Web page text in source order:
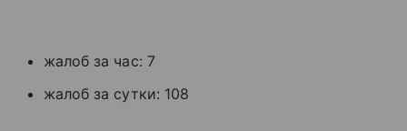
жалоб за час: 7
жалоб за сутки: 108